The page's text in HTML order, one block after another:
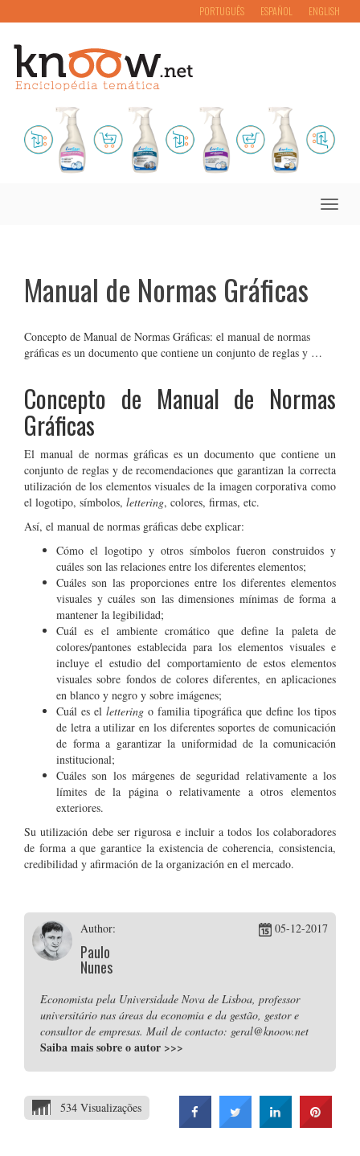
PORTUGUÊS ESPAÑOL ENGLISH
Toggle
Manual de Normas Gráficas
Concepto de Manual de Normas Gráficas: el manual de normas
gráficas es un documento que contiene un conjunto de reglas y …
Concepto de Manual de Normas
Gráficas
El manual de normas gráficas es un documento que contiene un
conjunto de reglas y de recomendaciones que garantizan la correcta
utilización de los elementos visuales de la imagen corporativa como
el logotipo, símbolos, lettering, colores, firmas, etc.
Así, el manual de normas gráficas debe explicar:
Cómo el logotipo y otros símbolos fueron construidos y
cuáles son las relaciones entre los diferentes elementos;
Cuáles son las proporciones entre los diferentes elementos
visuales y cuáles son las dimensiones mínimas de forma a
mantener la legibilidad;
Cuál es el ambiente cromático que define la paleta de
colores/pantones establecida para los elementos visuales e
incluye el estudio del comportamiento de estos elementos
visuales sobre fondos de colores diferentes, en aplicaciones
en blanco y negro y sobre imágenes;
Cuál es el lettering o familia tipográfica que define los tipos
de letra a utilizar en los diferentes soportes de comunicación
de forma a garantizar la uniformidad de la comunicación
institucional;
Cuáles son los márgenes de seguridad relativamente a los
límites de la página o relativamente a otros elementos
exteriores.
Su utilización debe ser rigurosa e incluir a todos los colaboradores
de forma a que garantice la existencia de coherencia, consistencia,
credibilidad y afirmación de la organización en el mercado.
Author:
Paulo
Nunes
05-12-2017
Economista pela Universidade Nova de Lisboa, professor
universitário nas áreas da economia e da gestão, gestor e
consultor de empresas. Mail de contacto: geral@knoow.net
Saiba mais sobre o autor >>>
534 Visualizações